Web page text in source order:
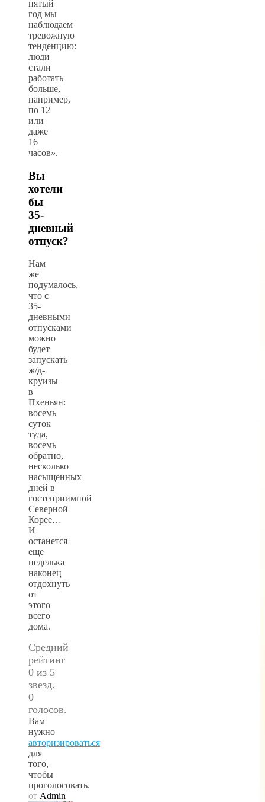
пятый
год мы
наблюдаем
тревожную
тенденцию:
люди
стали
работать
больше,
например,
по 12
или
даже
16
часов».
Вы
хотели
бы
35-
дневный
отпуск?
Нам
же
подумалось,
что с
35-
дневными
отпусками
можно
будет
запускать
ж/д-
круизы
в
Пхеньян:
восемь
суток
туда,
восемь
обратно,
несколько
насыщенных
дней в
гостеприимной
Северной
Корее…
И
останется
еще
неделька
наконец
отдохнуть
от
этого
всего
дома.
Средний
рейтинг
0 из 5
звезд.
0
голосов.
Вам
нужно
авторизироваться
для
того,
чтобы
проголосовать.
от Admin